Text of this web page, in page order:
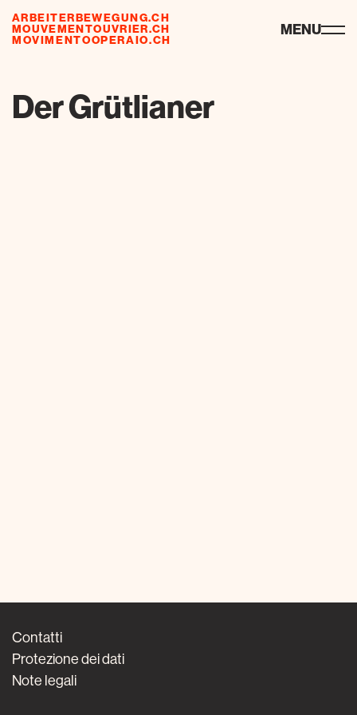
ARBEITERBEWEGUNG.CH
MOUVEMENTOUVRIER.CH
MOVIMENTOOPERAIO.CH
risorse MENU
Der Grütlianer
Contatti
Protezione dei dati
Note legali